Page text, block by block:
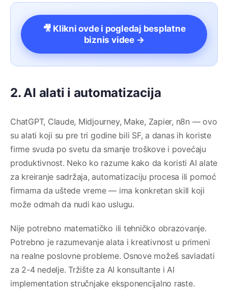
🎥 Klikni ovde i pogledaj besplatne
biznis videe →
2. AI alati i automatizacija
ChatGPT, Claude, Midjourney, Make, Zapier, n8n — ovo
su alati koji su pre tri godine bili SF, a danas ih koriste
firme svuda po svetu da smanje troškove i povećaju
produktivnost. Neko ko razume kako da koristi AI alate
za kreiranje sadržaja, automatizaciju procesa ili pomoć
firmama da uštede vreme — ima konkretan skill koji
može odmah da nudi kao uslugu.
Nije potrebno matematičko ili tehničko obrazovanje.
Potrebno je razumevanje alata i kreativnost u primeni
na realne poslovne probleme. Osnove možeš savladati
za 2-4 nedelje. Tržište za AI konsultante i AI
implementation stručnjake eksponencijalno raste.